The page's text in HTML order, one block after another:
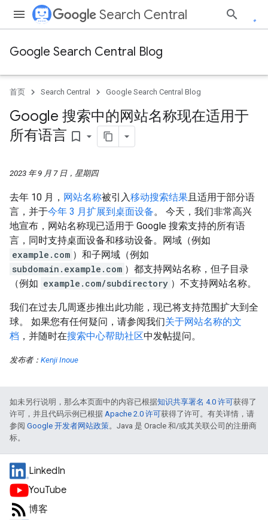
Search Central
Google Search Central Blog
首页 Search Central Google Search Central Blog
Google 搜索中的网站名称现在适用于
所有语言 bookmark_border
2023 年 9 月 7 日，星期四
去年 10 月， 网站名称被引入移动搜索结果且适用于部分语
言，并于今年 3 月扩展到桌面设备。 今天，我们非常高兴
地宣布，网站名称现已适用于 Google 搜索支持的所有语
言，同时支持桌面设备和移动设备。网域（例如
example.com ）和子网域（例如
subdomain.example.com ）都支持网站名称，但子目录
（例如 example.com/subdirectory ）不支持网站名称。
我们在过去几周逐步推出此功能，现已将支持范围扩大到全
球。 如果您有任何疑问，请参阅我们关于网站名称的文
档 ，并随时在搜索中心帮助社区中发帖提问。
发布者： Kenji Inoue
如未另行说明，那么本页面中的内容已根据知识共享署名 4.0 许可获得了
许可，并且代码示例已根据 Apache 2.0 许可获得了许可。有关详情，请
参阅 Google 开发者网站政策。Java 是 Oracle 和/或其关联公司的注册商
标。
LinkedIn
YouTube
博客